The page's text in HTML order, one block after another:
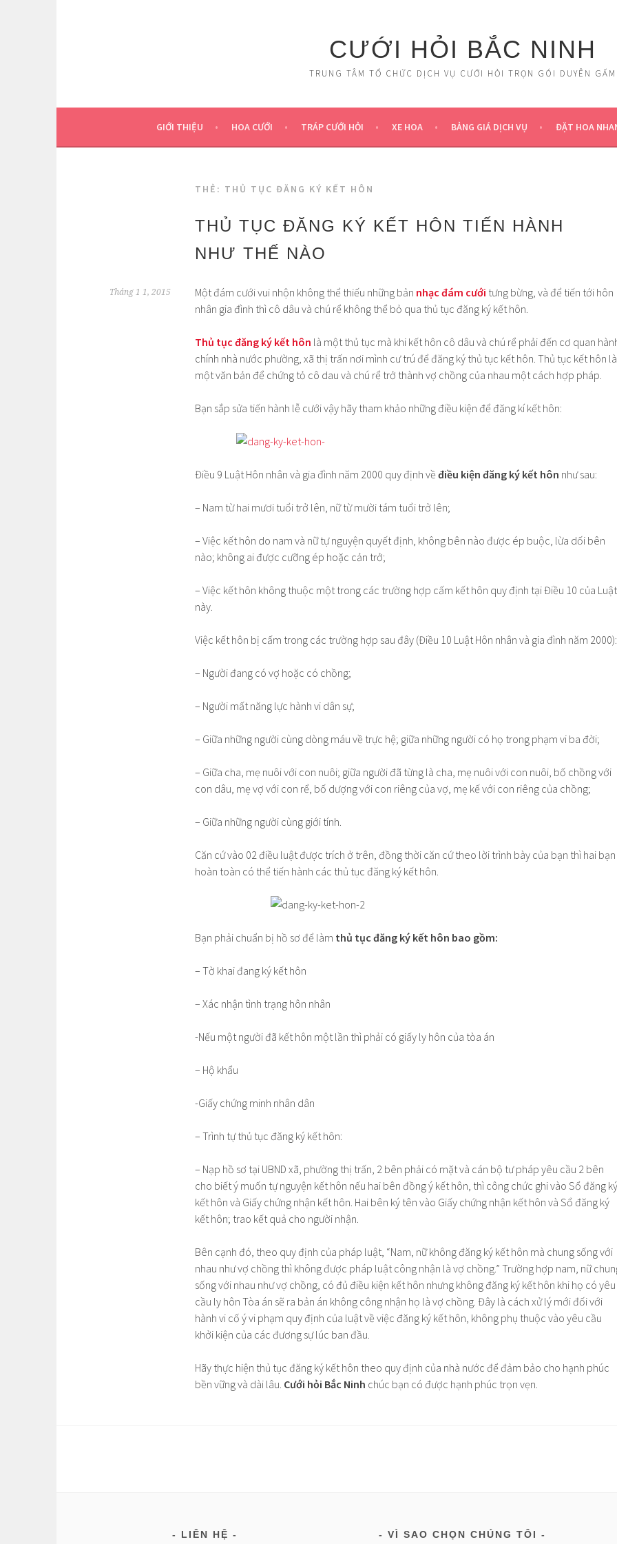
CƯỚI HỎI BẮC NINH
TRUNG TÂM TỔ CHỨC DỊCH VỤ CƯỚI HỎI TRỌN GÓI DUYÊN GẤM
GIỚI THIỆU HOA CƯỚI TRÁP CƯỚI HỎI XE HOA BẢNG GIÁ DỊCH VỤ ĐẶT HOA
THẺ: THỦ TỤC ĐĂNG KÝ KẾT HÔN
THỦ TỤC ĐĂNG KÝ KẾT HÔN TIẾN HÀNH
NHƯ THẾ NÀO
Tháng 1 1, 2015 Một đám cưới vui nhộn không thể thiếu những bản nhạc đám cưới tưng bừng, và để tiến tới hôn
nhân gia đình thì cô dâu và chú rể không thể bỏ qua thủ tục đăng ký kết hôn.
Thủ tục đăng ký kết hôn là một thủ tục mà khi kết hôn cô dâu và chú rể phải đến cơ quan
chính nhà nước phường, xã thị trấn nơi mình cư trú để đăng ký thủ tục kết hôn. Thủ tục kết hôn là
một văn bản để chứng tỏ cô dau và chú rể trở thành vợ chồng của nhau một cách hợp pháp.
Bạn sắp sửa tiến hành lễ cưới vậy hãy tham khảo những điều kiện để đăng kí kết hôn:
Điều 9 Luật Hôn nhân và gia đình năm 2000 quy định về điều kiện đăng ký kết hôn như sau:
– Nam từ hai mươi tuổi trở lên, nữ từ mười tám tuổi trở lên;
– Việc kết hôn do nam và nữ tự nguyện quyết định, không bên nào được ép buộc, lừa dối bên
nào; không ai được cưỡng ép hoặc cản trở;
– Việc kết hôn không thuộc một trong các trường hợp cấm kết hôn quy định tại Điều 10 của Luật
này.
Việc kết hôn bị cấm trong các trường hợp sau đây (Điều 10 Luật Hôn nhân và gia đình năm 2000):
– Người đang có vợ hoặc có chồng;
– Người mất năng lực hành vi dân sự;
– Giữa những người cùng dòng máu về trực hệ; giữa những người có họ trong phạm vi ba đời;
– Giữa cha, mẹ nuôi với con nuôi; giữa người đã từng là cha, mẹ nuôi với con nuôi, bố chồng với
con dâu, mẹ vợ với con rể, bố dượng với con riêng của vợ, mẹ kế với con riêng của chồng;
– Giữa những người cùng giới tính.
Căn cứ vào 02 điều luật được trích ở trên, đồng thời căn cứ theo lời trình bày của bạn thì hai bạn
hoàn toàn có thể tiến hành các thủ tục đăng ký kết hôn.
Bạn phải chuẩn bị hồ sơ để làm thủ tục đăng ký kết hôn bao gồm:
– Tờ khai đang ký kết hôn
– Xác nhận tình trạng hôn nhân
-Nếu một người đã kết hôn một lần thì phải có giấy ly hôn của tòa án
– Hộ khẩu
-Giấy chứng minh nhân dân
– Trình tự thủ tục đăng ký kết hôn:
– Nạp hồ sơ tại UBND xã, phường thị trấn, 2 bên phải có mặt và cán bộ tư pháp yêu cầu 2 bên
cho biết ý muốn tự nguyện kết hôn nếu hai bên đồng ý kết hôn, thì công chức ghi vào Sổ đăng ký
kết hôn và Giấy chứng nhận kết hôn. Hai bên ký tên vào Giấy chứng nhận kết hôn và Sổ đăng ký
kết hôn; trao kết quả cho người nhận.
Bên cạnh đó, theo quy định của pháp luật, “Nam, nữ không đăng ký kết hôn mà chung sống với
nhau như vợ chồng thì không được pháp luật công nhận là vợ chồng.” Trường hợp nam, nữ
sống với nhau như vợ chồng, có đủ điều kiện kết hôn nhưng không đăng ký kết hôn khi họ có yêu
cầu ly hôn Tòa án sẽ ra bản án không công nhận họ là vợ chồng. Đây là cách xử lý mới đối với
hành vi cố ý vi phạm quy định của luật về việc đăng ký kết hôn, không phụ thuộc vào yêu cầu
khởi kiện của các đương sự lúc ban đầu.
Hãy thực hiện thủ tục đăng ký kết hôn theo quy định của nhà nước để đảm bảo cho hạnh phúc
bền vững và dài lâu. Cưới hỏi Bắc Ninh chúc bạn có được hạnh phúc trọn vẹn.
LIÊN HỆ VÌ SAO CHỌN CHÚNG TÔI